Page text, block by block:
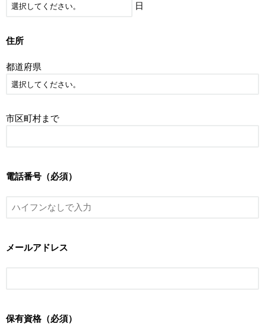
日
住所
都道府県
市区町村まで
電話番号（必須）
メールアドレス
保有資格（必須）